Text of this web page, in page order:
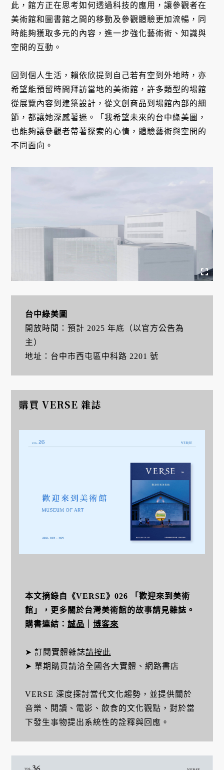
此，館方正在思考如何透過科技的應用，讓參觀者在
美術館和圖書館之間的移動及參觀體驗更加流暢，同
時能夠獲取多元的內容，進一步強化藝術術、知識與
空間的互動。
回到個人生活，賴依欣提到自己若有空到外地時，亦
希望能預留時間拜訪當地的美術館，許多類型的場館
從展覽內容到建築設計，從文創商品到場館內部的細
節，都讓她深感著迷。「我希望未來的台中綠美圖，
也能夠讓參觀者帶著探索的心情，體驗藝術與空間的
不同面向。
台中綠美圖
開放時間：預計 2025 年底（以官方公告為
主）
地址：台中市西屯區中科路 2201 號
購買 VERSE 雜誌
本文摘錄自《VERSE》026 「歡迎來到美術
館」，更多關於台灣美術館的故事請見雜誌。
購書連結： 誠品 博客來
➤ 訂閱實體雜誌請按此
➤ 單期購買請洽全國各大實體、網路書店
VERSE 深度探討當代文化趨勢，並提供關於
音樂、閱讀、電影、飲食的文化觀點，對於當
下發生事物提出系統性的詮釋與回應。